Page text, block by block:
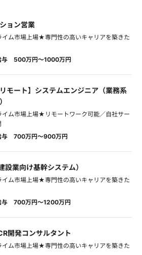
ョン営業
ム市場上場★専門性の高いキャリアを築きた
与 500万円～1000万円
リモート】システムエンジニア（業務系
ム市場上場★リモートワーク可能／自社サー
与 700万円～900万円
設業向け基幹システム）
ム市場上場★専門性の高いキャリアを築きた
与 700万円～1200万円
開発コンサルタント
ム市場上場★専門性の高いキャリアを築きた